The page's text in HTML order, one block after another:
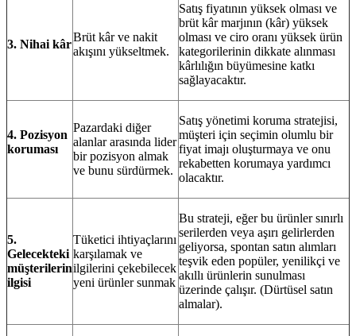
3. Nihai kâr
Brüt kâr ve nakit
akışını yükseltmek.
Satış fiyatının yüksek olması ve
brüt kâr marjının (kâr) yüksek
olması ve ciro oranı yüksek ürün
kategorilerinin dikkate alınması
kârlılığın büyümesine katkı
sağlayacaktır.
4. Pozisyon
koruması
Pazardaki diğer
alanlar arasında lider
bir pozisyon almak
ve bunu sürdürmek.
Satış yönetimi koruma stratejisi,
müşteri için seçimin olumlu bir
fiyat imajı oluşturmaya ve onu
rekabetten korumaya yardımcı
olacaktır.
5.
Gelecekteki
müşterilerin
ilgisi
Tüketici ihtiyaçlarını
karşılamak ve
ilgilerini çekebilecek
yeni ürünler sunmak
Bu strateji, eğer bu ürünler sınırlı
serilerden veya aşırı gelirlerden
geliyorsa, spontan satın alımları
teşvik eden popüler, yenilikçi ve
akıllı ürünlerin sunulması
üzerinde çalışır. (Dürtüsel satın
almalar).